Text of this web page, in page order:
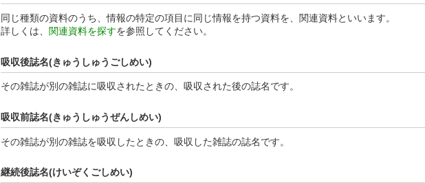
同じ種類の資料のうち、情報の特定の項目に同じ情報を持つ資料を、関連資料といいます。
詳しくは、 関連資料を探すを参照してください。
吸収後誌名(きゅうしゅうごしめい)
その雑誌が別の雑誌に吸収されたときの、吸収された後の誌名です。
吸収前誌名(きゅうしゅうぜんしめい)
その雑誌が別の雑誌を吸収したときの、吸収した雑誌の誌名です。
継続後誌名(けいぞくごしめい)